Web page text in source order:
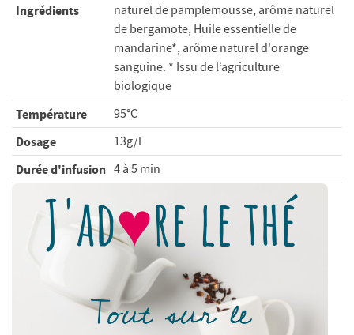
Ingrédients
naturel de pamplemousse, arôme naturel
de bergamote, Huile essentielle de
mandarine*, arôme naturel d'orange
sanguine. * Issu de l‘agriculture
biologique
Température
95°C
Dosage
13g/l
Durée d'infusion 4 à 5 min